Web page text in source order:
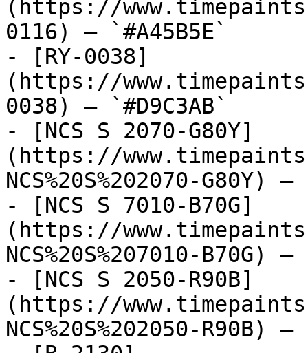
(https://
0116) — `#A45B5E`
- [RY-0038]
(https://
0038) — `#D9C3AB`
- [NCS S 2070-G80Y]
(https://
NCS%20S%202070-G80Y)
- [NCS S 7010-B70G]
(https://
NCS%20S%207010-B70G)
- [NCS S 2050-R90B]
(https://
NCS%20S%202050-R90B)